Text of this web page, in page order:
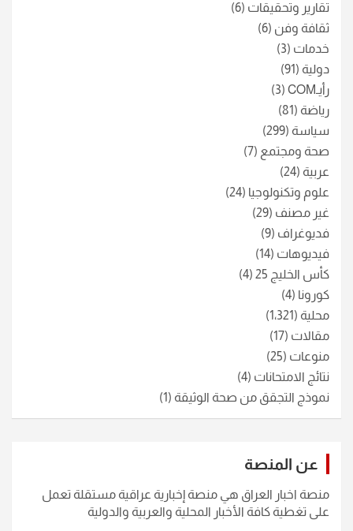
تقارير وتحقيقات (6)
ثقافة وفن (6)
خدمات (3)
دولية (91)
رأيـCOM
(3)
رياضة (81)
سياسة (299)
صحة ومجتمع (7)
عربية (24)
علوم وتكنولوجيا (24)
غير مصنف (29)
فديوغراف (9)
فيديوهات (14)
كأس الخليج 25
(4)
كورونا (4)
محلية (1٬321)
مقالات (17)
منوعات (25)
نتائج الامتحانات (4)
نموذج التجقق من صحة الوثيقة (1)
عن المنصة
منصة اخبار العراق هي منصة إخبارية عراقية مستقلة تعمل
على تغطية كافة الأخبار المحلية والعربية والدولية